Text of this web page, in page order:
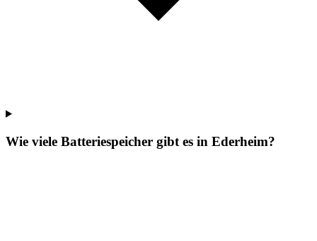
Wie viele Batteriespeicher gibt es in Ederheim?